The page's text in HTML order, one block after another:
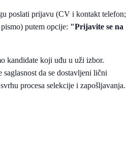
poslati prijavu (CV i kontakt telefon;
putem opcije: "Prijavite se na
kandidate koji uđu u uži izbor.
da se dostavljeni lični
procesa selekcije i zapošljavanja.